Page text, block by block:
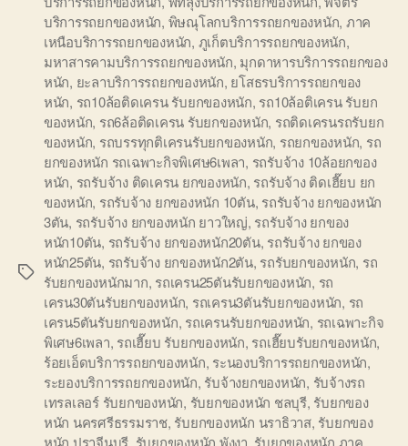
Tags
บริการรถยกของหนัก, พิษณุโลกบริการรถยกของหนัก, ภาค
เหนือบริการรถยกของหนัก, ภูเก็ตบริการรถยกของหนัก,
มหาสารคามบริการรถยกของหนัก, มุกดาหารบริการรถยกของ
หนัก, ยะลาบริการรถยกของหนัก, ยโสธรบริการรถยกของ
หนัก, รถ10ล้อติดเครน รับยกของหนัก, รถ10ล้อติเครน รับยก
ของหนัก, รถ6ล้อติดเครน รับยกของหนัก, รถติดเครนรถรับยก
ของหนัก, รถบรรทุกติเครนรับยกของหนัก, รถยกของหนัก, รถ
ยกของหนัก รถเฉพาะกิจพิเศษ6เพลา, รถรับจ้าง 10ล้อยกของ
หนัก, รถรับจ้าง ติดเครน ยกของหนัก, รถรับจ้าง ติดเฮี๊ยบ ยก
ของหนัก, รถรับจ้าง ยกของหนัก 10ตัน, รถรับจ้าง ยกของหนัก
3ตัน, รถรับจ้าง ยกของหนัก ยาวใหญ่, รถรับจ้าง ยกของ
หนัก10ตัน, รถรับจ้าง ยกของหนัก20ตัน, รถรับจ้าง ยกของ
หนัก25ตัน, รถรับจ้าง ยกของหนัก2ตัน, รถรับยกของหนัก, รถ
รับยกของหนักมาก, รถเครน25ตันรับยกของหนัก, รถ
เครน30ตันรับยกของหนัก, รถเครน3ตันรับยกของหนัก, รถ
เครน5ตันรับยกของหนัก, รถเครนรับยกของหนัก, รถเฉพาะกิจ
พิเศษ6เพลา, รถเฮี๊ยบ รับยกของหนัก, รถเฮี๊ยบรับยกของหนัก,
ร้อยเอ็ดบริการรถยกของหนัก, ระนองบริการรถยกของหนัก,
ระยองบริการรถยกของหนัก, รับจ้างยกของหนัก, รับจ้างรถ
เทรลเลอร์ รับยกของหนัก, รับยกของหนัก ชลบุรี, รับยกของ
หนัก นครศรีธรรมราช, รับยกของหนัก นราธิวาส, รับยกของ
หนัก ปราจีนบุรี, รับยกของหนัก พังงา, รับยกของหนัก ภาค